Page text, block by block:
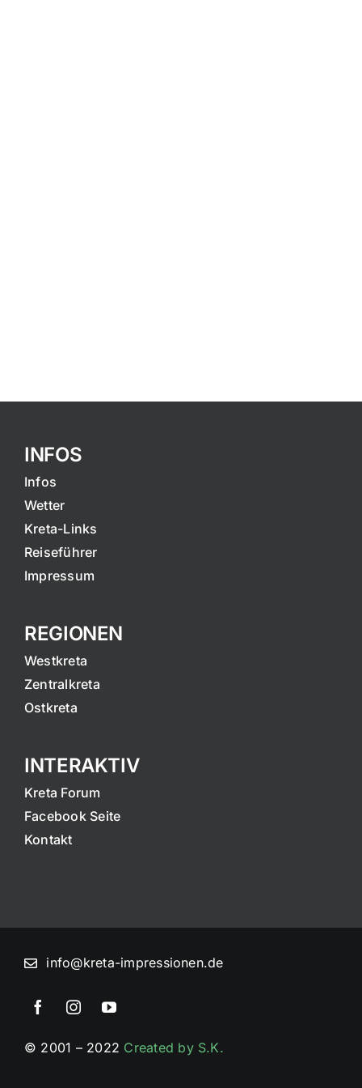
INFOS
Infos
Wetter
Kreta-Links
Reiseführer
Impressum
REGIONEN
Westkreta
Zentralkreta
Ostkreta
INTERAKTIV
Kreta Forum
Facebook Seite
Kontakt
info@kreta-impressionen.de
© 2001 – 2022 Created by S.K.